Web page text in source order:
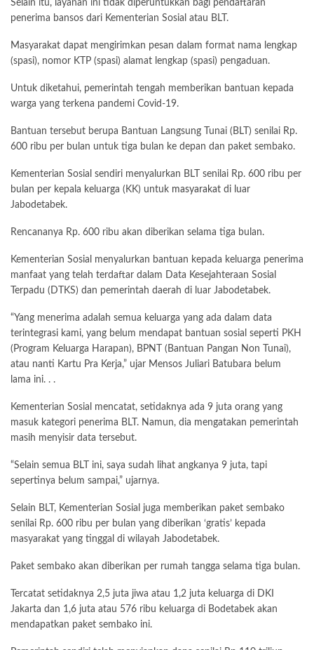
Selain itu, layanan ini tidak diperuntukkan bagi pendaftaran
penerima bansos dari Kementerian Sosial atau BLT.
Masyarakat dapat mengirimkan pesan dalam format nama lengkap
(spasi), nomor KTP (spasi) alamat lengkap (spasi) pengaduan.
Untuk diketahui, pemerintah tengah memberikan bantuan kepada
warga yang terkena pandemi Covid-19.
Bantuan tersebut berupa Bantuan Langsung Tunai (BLT) senilai Rp.
600 ribu per bulan untuk tiga bulan ke depan dan paket sembako.
Kementerian Sosial sendiri menyalurkan BLT senilai Rp. 600 ribu per
bulan per kepala keluarga (KK) untuk masyarakat di luar
Jabodetabek.
Rencananya Rp. 600 ribu akan diberikan selama tiga bulan.
Kementerian Sosial menyalurkan bantuan kepada keluarga penerima
manfaat yang telah terdaftar dalam Data Kesejahteraan Sosial
Terpadu (DTKS) dan pemerintah daerah di luar Jabodetabek.
“Yang menerima adalah semua keluarga yang ada dalam data
terintegrasi kami, yang belum mendapat bantuan sosial seperti PKH
(Program Keluarga Harapan), BPNT (Bantuan Pangan Non Tunai),
atau nanti Kartu Pra Kerja,” ujar Mensos Juliari Batubara belum
lama ini. . .
Kementerian Sosial mencatat, setidaknya ada 9 juta orang yang
masuk kategori penerima BLT. Namun, dia mengatakan pemerintah
masih menyisir data tersebut.
“Selain semua BLT ini, saya sudah lihat angkanya 9 juta, tapi
sepertinya belum sampai,” ujarnya.
Selain BLT, Kementerian Sosial juga memberikan paket sembako
senilai Rp. 600 ribu per bulan yang diberikan ‘gratis’ kepada
masyarakat yang tinggal di wilayah Jabodetabek.
Paket sembako akan diberikan per rumah tangga selama tiga bulan.
Tercatat setidaknya 2,5 juta jiwa atau 1,2 juta keluarga di DKI
Jakarta dan 1,6 juta atau 576 ribu keluarga di Bodetabek akan
mendapatkan paket sembako ini.